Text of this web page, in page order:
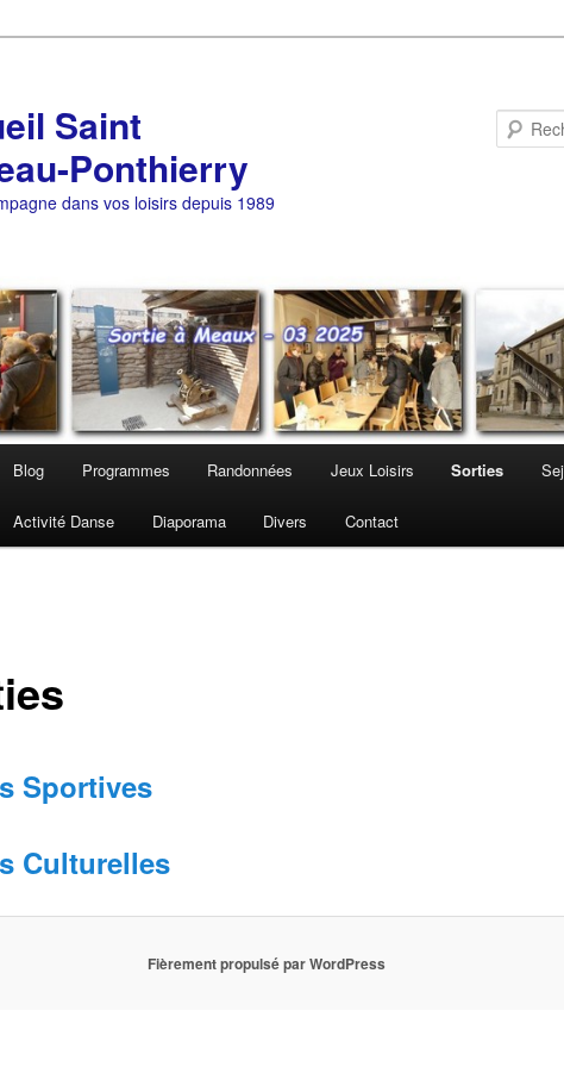
Saint
Ponthierry
dans vos loisirs depuis 1989
Blog Programmes Randonnées Jeux Loisirs Sorties
Activité Danse Diaporama Divers Contact
Sportives
Culturelles
Fièrement propulsé par WordPress